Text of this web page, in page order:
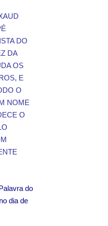
para
cima
ou
para
baixo
para
aumentar
ou
diminuir
o
volume.
DO
DA
OS
E
O
NOME
O
do
dia de